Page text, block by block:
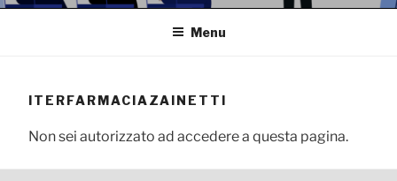
Menu
ITERFARMACIAZAINETTI
Non sei autorizzato ad accedere a questa pagina.